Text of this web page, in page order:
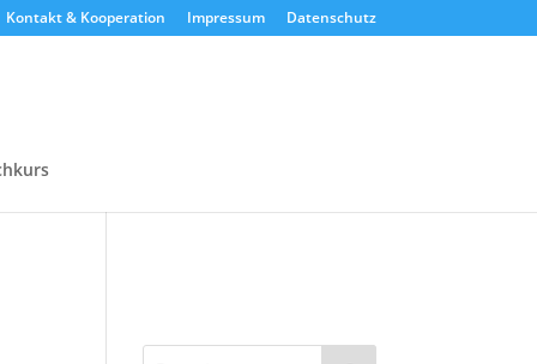
Kontakt & Kooperation Impressum Datenschutz